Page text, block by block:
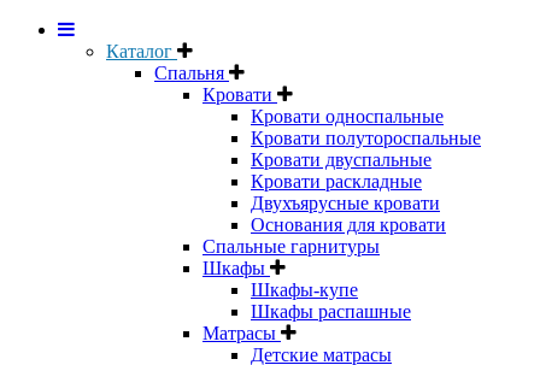
Каталог
Спальня
Кровати
Кровати односпальные
Кровати полутороспальные
Кровати двуспальные
Кровати раскладные
Двухъярусные кровати
Основания для кровати
Спальные гарнитуры
Шкафы
Шкафы-купе
Шкафы распашные
Матрасы
Детские матрасы